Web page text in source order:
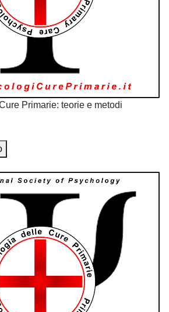
Primarie: teorie e metodi